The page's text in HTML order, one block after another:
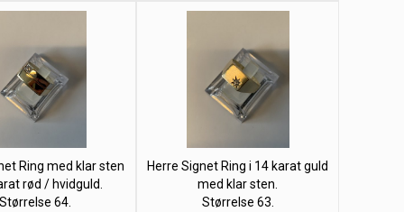
Ring med klar sten
rød / hvidguld.
64.
Herre Signet Ring i 14 karat guld
med klar sten.
Størrelse 63.